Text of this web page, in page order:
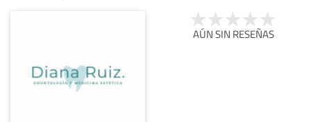
AÚN SIN RESEÑAS